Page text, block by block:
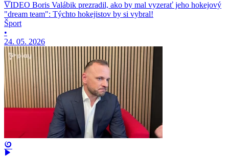
VIDEO Boris Valábik prezradil, ako by mal vyzerať jeho hokejový
"dream team": Týchto hokejistov by si vybral!
Šport
•
24. 05. 2026